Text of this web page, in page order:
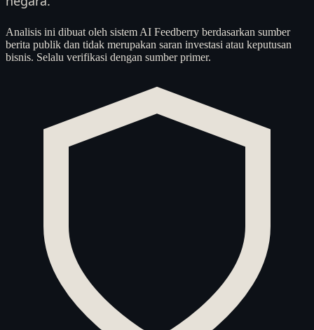
Analisis ini dibuat oleh sistem AI Feedberry berdasarkan sumber
berita publik dan tidak merupakan saran investasi atau keputusan
bisnis. Selalu verifikasi dengan sumber primer.